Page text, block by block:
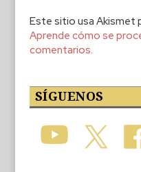
Este sitio usa Akismet
Aprende cómo se
comentarios.
SÍGUENOS